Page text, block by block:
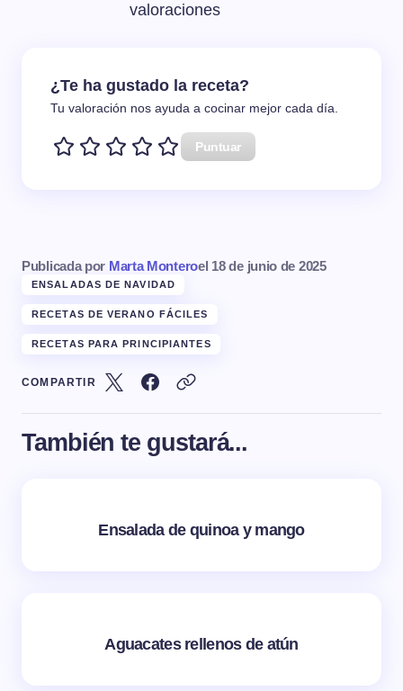
valoraciones
¿Te ha gustado la receta?
Tu valoración nos ayuda a cocinar mejor cada día.
Puntuar
Publicada por Marta Monteroel 18 de junio de 2025
ENSALADAS DE NAVIDAD
RECETAS DE VERANO FÁCILES
RECETAS PARA PRINCIPIANTES
COMPARTIR
También te gustará...
Ensalada de quinoa y mango
Aguacates rellenos de atún